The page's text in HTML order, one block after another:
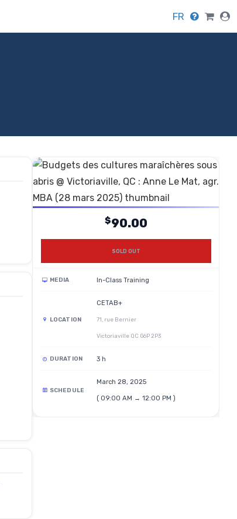
FR
$90.00
SOLD OUT
MEDIA In-Class Training
LOCATION
CETAB+
71, rue Bernier
Victoriaville QC G6P 2P3
DURATION 3 h
SCHEDULE
March 28, 2025
( 09:00 AM → 12:00 PM )